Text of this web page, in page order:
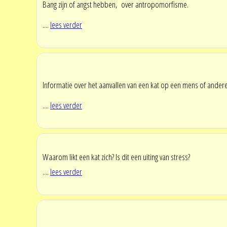
Bang zijn of angst hebben, over antropomorfisme.
.... lees verder
Informatie over het aanvallen van een kat op een mens of
.... lees verder
Waarom likt een kat zich? Is dit een uiting van stress?
.... lees verder